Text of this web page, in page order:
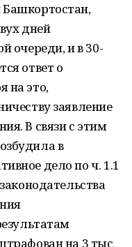
дней
очереди, и в 30-
ответ о
на это,
заявление
В связи с этим
в
дело по ч. 1.1
на 3 тыс